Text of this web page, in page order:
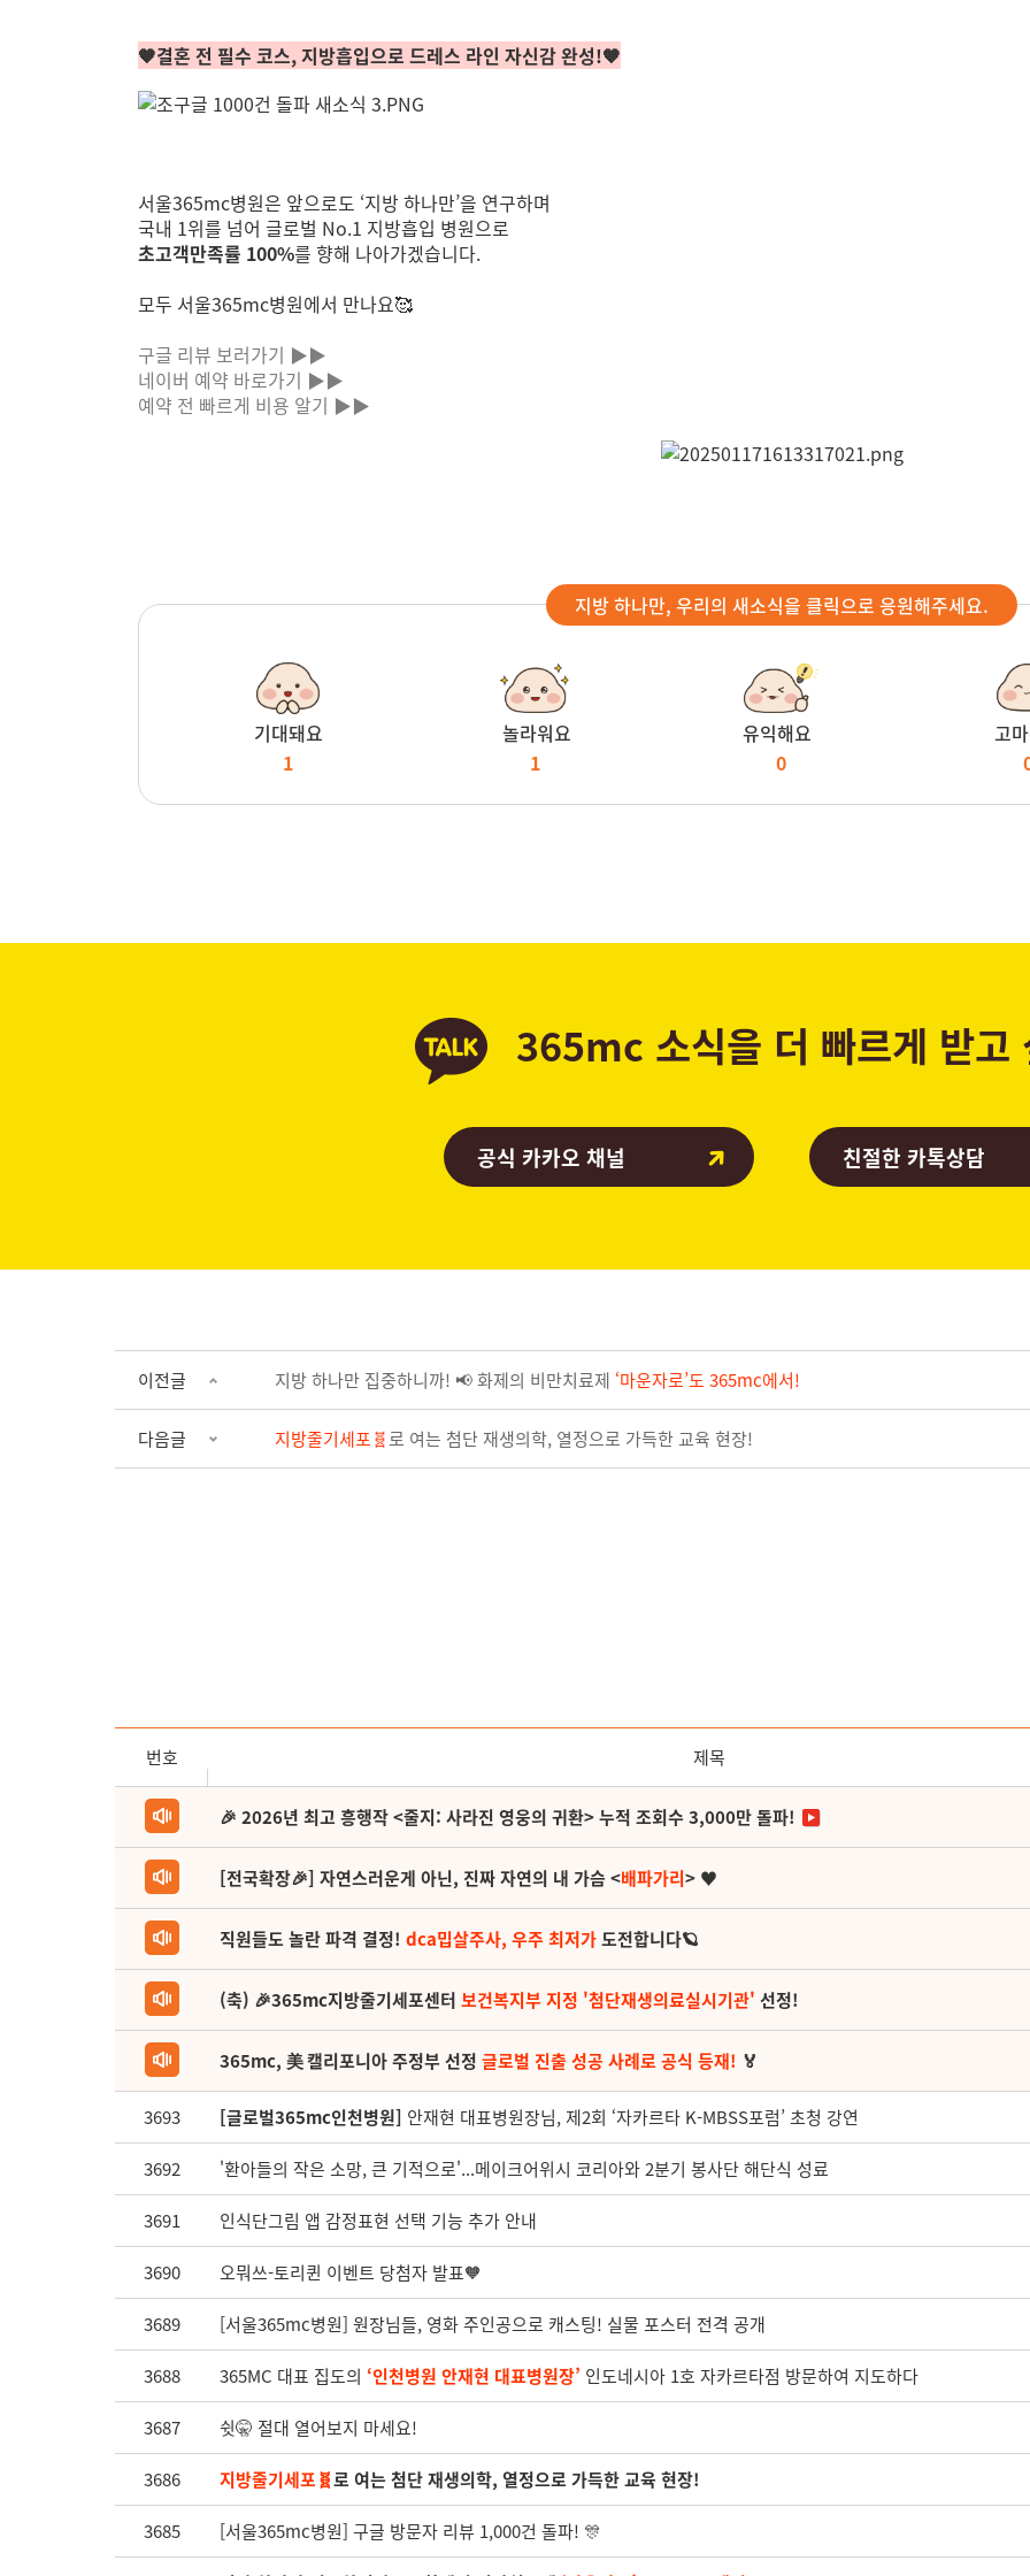
🧡결혼 전 필수 코스, 지방흡입으로 드레스 라인 자신감 완성!🧡
서울365mc병원은 앞으로도 ‘지방 하나만’을 연구하며
국내 1위를 넘어 글로벌 No.1 지방흡입 병원으로
초고객만족률 100%를 향해 나아가겠습니다.
모두 서울365mc병원에서 만나요🥰
구글 리뷰 보러가기 ▶▶
네이버 예약 바로가기 ▶▶
예약 전 빠르게 비용 알기 ▶▶
지방 하나만, 우리의 새소식을 클릭으로 응원해주세요.
기대돼요
1
놀라워요
1
유익해요
0
고
365mc 소식을 더 빠르게 받고
공식 카카오 채널 친절한 카톡상담
이전글 지방 하나만 집중하니까! 📢 화제의 비만치료제 ‘마운자로’도 365mc에서!
다음글 지방줄기세포🧬로 여는 첨단 재생의학, 열정으로 가득한 교육 현장!
번호 제목
🎉 2026년 최고 흥행작 <줄지: 사라진 영웅의 귀환> 누적 조회수 3,000만 돌파!
[전국확장🎉] 자연스러운게 아닌, 진짜 자연의 내 가슴 <배파가리> ♥
직원들도 놀란 파격 결정! dca밉살주사, 우주 최저가도전합니다🪐
(축) 🎉365mc지방줄기세포센터 보건복지부 지정 '첨단재생의료실시기관' 선정!
365mc, 美 캘리포니아 주정부 선정 글로벌 진출 성공 사례로 공식 등재! 🏅
3693 [글로벌365mc인천병원] 안재현 대표병원장님, 제2회 ‘자카르타 K-MBSS포럼’ 초청 강연
3692 '환아들의 작은 소망, 큰 기적으로'...메이크어위시 코리아와 2분기 봉사단 해단식 성료
3691 인식단그림 앱 감정표현 선택 기능 추가 안내
3690 오뭐쓰-토리퀸 이벤트 당첨자 발표🧡
3689 [서울365mc병원] 원장님들, 영화 주인공으로 캐스팅! 실물 포스터 전격 공개
3688 365MC 대표 집도의 ‘인천병원 안재현 대표병원장’ 인도네시아 1호 자카르타점 방문하여 지도하다
3687 쉿🤫 절대 열어보지 마세요!
3686 지방줄기세포🧬로 여는 첨단 재생의학, 열정으로 가득한 교육 현장!
3685 [서울365mc병원] 구글 방문자 리뷰 1,000건 돌파! 🎊